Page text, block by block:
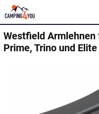
Westfield Armlehnen
Prime, Trino und Elite